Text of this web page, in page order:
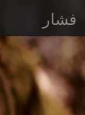
فشار